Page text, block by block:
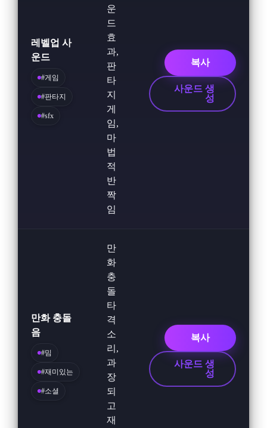
레벨업 사
운드
#게임
#판타지
#sfx
운
드
효
과,
판
타
지
게
임,
마
법
적
반
짝
임
복사
사운드 생
성
만화 충돌
음
#밈
#재미있는
#소셜
만
화
충
돌
타
격
소
리,
과
장
되
고
재
복사
사운드 생
성